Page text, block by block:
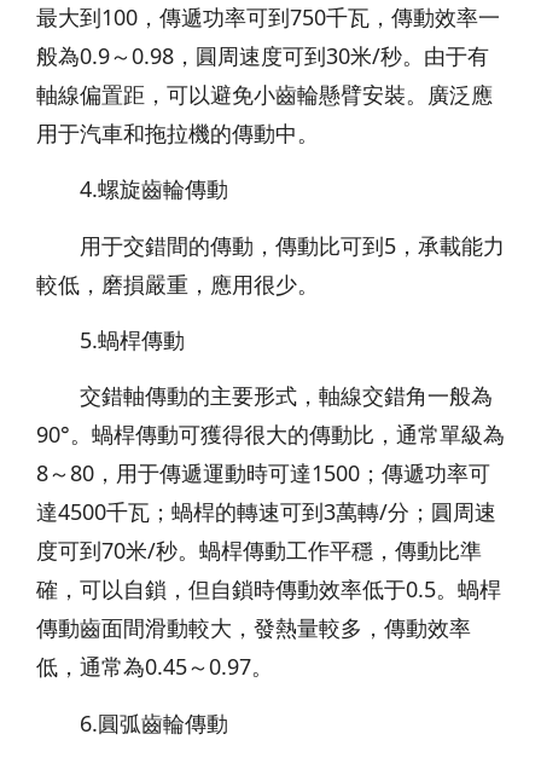
最大到100，傳遞功率可到750千瓦，傳動效率一
般為0.9～0.98，圓周速度可到30米/秒。由于有
軸線偏置距，可以避免小齒輪懸臂安裝。廣泛應
用于汽車和拖拉機的傳動中。
4.螺旋齒輪傳動
用于交錯間的傳動，傳動比可到5，承載能力
較低，磨損嚴重，應用很少。
5.蝸桿傳動
交錯軸傳動的主要形式，軸線交錯角一般為
90°。蝸桿傳動可獲得很大的傳動比，通常單級為
8～80，用于傳遞運動時可達1500；傳遞功率可
達4500千瓦；蝸桿的轉速可到3萬轉/分；圓周速
度可到70米/秒。蝸桿傳動工作平穩，傳動比準
確，可以自鎖，但自鎖時傳動效率低于0.5。蝸桿
傳動齒面間滑動較大，發熱量較多，傳動效率
低，通常為0.45～0.97。
6.圓弧齒輪傳動